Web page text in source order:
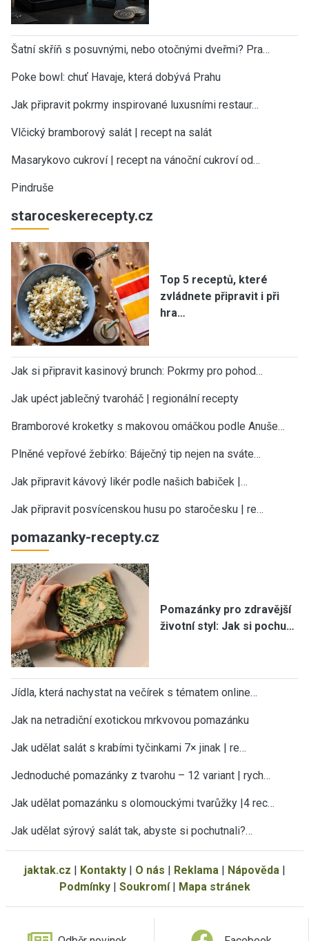
Šatní skříň s posuvnými, nebo otočnými dveřmi? Pra…
Poke bowl: chuť Havaje, která dobývá Prahu
Jak připravit pokrmy inspirované luxusními restaur…
Vlčický bramborový salát | recept na salát
Masarykovo cukroví | recept na vánoční cukroví od…
Pindruše
staroceskerecepty.cz
Top 5 receptů, které
zvládnete připravit i při
hra…
Jak si připravit kasinový brunch: Pokrmy pro pohod…
Jak upéct jablečný tvaroháč | regionální recepty
Bramborové kroketky s makovou omáčkou podle Anuše…
Plněné vepřové žebírko: Báječný tip nejen na sváte…
Jak připravit kávový likér podle našich babiček |…
Jak připravit posvícenskou husu po staročesku | re…
pomazanky-recepty.cz
Pomazánky pro zdravější
životní styl: Jak si pochu…
Jídla, která nachystat na večírek s tématem online…
Jak na netradiční exotickou mrkvovou pomazánku
Jak udělat salát s krabími tyčinkami 7× jinak | re…
Jednoduché pomazánky z tvarohu – 12 variant | rych…
Jak udělat pomazánku s olomouckými tvarůžky |4 rec…
Jak udělat sýrový salát tak, abyste si pochutnali?…
jaktak.cz | Kontakty| O nás | Reklama| Nápověda|
Podmínky| Soukromí| Mapa stránek